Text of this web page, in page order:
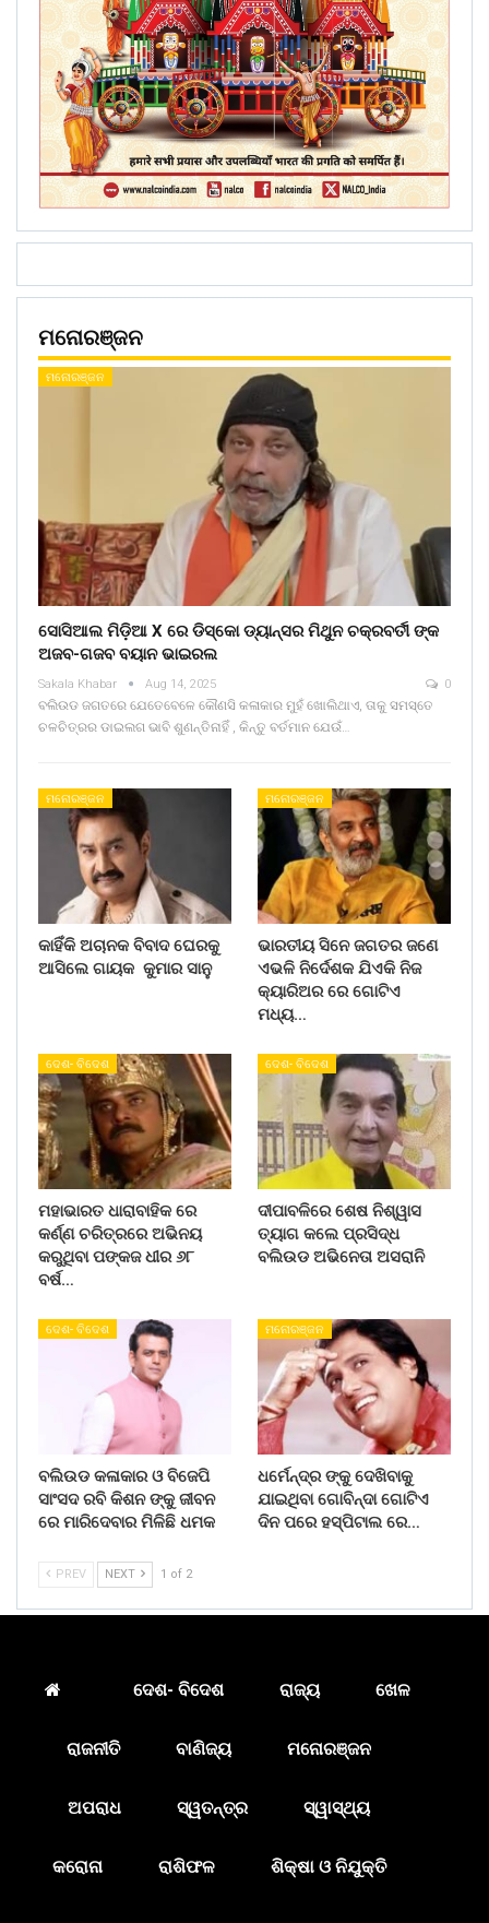
ମନୋରଞ୍ଜନ
ମନୋରଞ୍ଜନ
ସୋସିଆଲ ମିଡ଼ିଆ X ରେ ଡିସ୍କୋ ଡ୍ୟାନ୍ସର ମିଥୁନ ଚକ୍ରବର୍ତୀ ଙ୍କ
ଅଜବ-ଗଜବ ବୟାନ ଭାଇରଲ
Sakala Khabar Aug 14, 2025 0
ବଲିଉଡ ଜଗତରେ ଯେତେବେଳେ କୌଣସି କଳାକାର ମୁହଁ ଖୋଲିଥାଏ, ତାକୁ ସମସ୍ତେ
ଚଳଚିତ୍ରର ଡାଇଲଗ ଭାବି ଶୁଣନ୍ତିନାହିଁ , କିନ୍ତୁ ବର୍ତମାନ ଯେଉଁ…
ମନୋରଞ୍ଜନ
କାହିଁକି ଅଚାନକ ବିବାଦ ଘେରକୁ
ଆସିଲେ ଗାୟକ କୁମାର ସାନୁ
ମନୋରଞ୍ଜନ
ଭାରତୀୟ ସିନେ ଜଗତର ଜଣେ
ଏଭଳି ନିର୍ଦେଶକ ଯିଏକି ନିଜ
କ୍ୟାରିଅର ରେ ଗୋଟିଏ
ମଧ୍ୟ…
ଦେଶ- ବିଦେଶ
ମହାଭାରତ ଧାରାବାହିକ ରେ
କର୍ଣ୍ଣ ଚରିତ୍ରରେ ଅଭିନୟ
କରୁଥିବା ପଙ୍କଜ ଧୀର ୬୮
ବର୍ଷ…
ଦେଶ- ବିଦେଶ
ଦୀପାବଳିରେ ଶେଷ ନିଶ୍ୱାସ
ତ୍ୟାଗ କଲେ ପ୍ରସିଦ୍ଧ
ବଲିଉଡ ଅଭିନେତା ଅସରାନି
ଦେଶ- ବିଦେଶ
ବଲିଉଡ କଳାକାର ଓ ବିଜେପି
ସାଂସଦ ରବି କିଶନ ଙ୍କୁ ଜୀବନ
ରେ ମାରିଦେବାର ମିଳିଛି ଧମକ
ମନୋରଞ୍ଜନ
ଧର୍ମେନ୍ଦ୍ର ଙ୍କୁ ଦେଖିବାକୁ
ଯାଇଥିବା ଗୋବିନ୍ଦା ଗୋଟିଏ
ଦିନ ପରେ ହସ୍ପିଟାଲ ରେ…
PREV NEXT 1 of 2
ଦେଶ- ବିଦେଶ ରାଜ୍ୟ ଖେଳ
ରାଜନୀତି ବାଣିଜ୍ୟ ମନୋରଞ୍ଜନ
ଅପରାଧ ସ୍ୱତନ୍ତ୍ର ସ୍ୱାସ୍ଥ୍ୟ
କରୋନା ରାଶିଫଳ ଶିକ୍ଷା ଓ ନିଯୁକ୍ତି